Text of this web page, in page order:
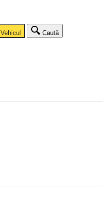
Vehicul Caută